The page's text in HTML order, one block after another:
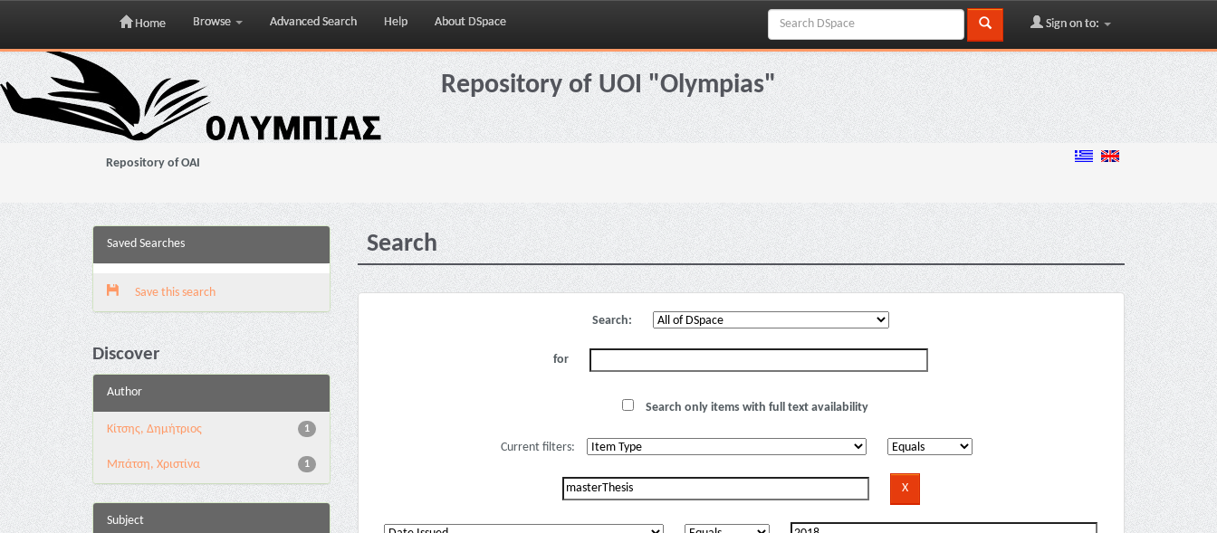
Skip
navigation
Home Browse Advanced Search Help About DSpace Sign on to:
Repository of UOI "Olympias"
Repository of OAI
Saved Searches
Save this search
Discover
Author
1
Κίτσης, Δημήτριος
1
Μπάτση, Χριστίνα
Subject
Search
Search:
for
Search only items with full text availability
Current filters: